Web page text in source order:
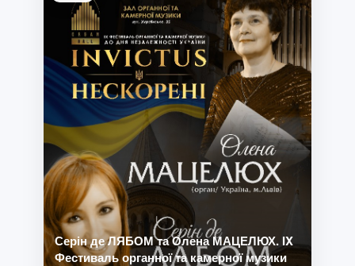
Серін де ЛЯБОМ та Олена МАЦЕЛЮХ. IX
Фестиваль органної та камерної музики